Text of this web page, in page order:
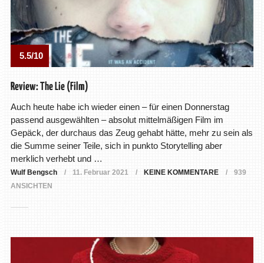
5.5/10
Review: The Lie (Film)
Auch heute habe ich wieder einen – für einen Donnerstag
passend ausgewählten – absolut mittelmäßigen Film im
Gepäck, der durchaus das Zeug gehabt hätte, mehr zu sein als
die Summe seiner Teile, sich in punkto Storytelling aber
merklich verhebt und …
Wulf Bengsch 11. Februar 2021 KEINE KOMMENTARE
939
ANSICHTEN